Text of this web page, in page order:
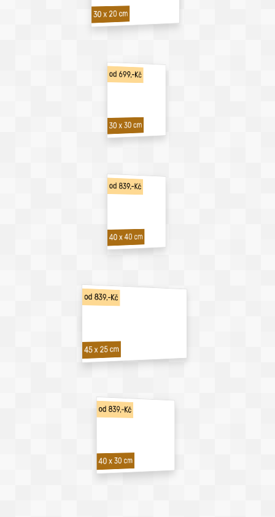
30 x 20 cm
od 699,-Kč
30 x 30 cm
od 839,-Kč
40 x 40 cm
od 839,-Kč
45 x 25 cm
od 839,-Kč
40 x 30 cm